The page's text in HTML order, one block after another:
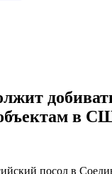
в
посол в